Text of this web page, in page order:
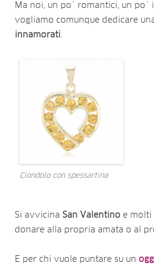
Ma noi, un po´ romantici, un
vogliamo comunque dedicare
innamorati.
Ciondolo con spessartina
Si avvicina San Valentino e molti
donare alla propria amata o al
E per chi vuole puntare su un